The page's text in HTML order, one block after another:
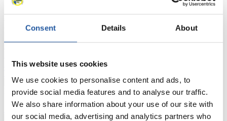
Consent Details About
This website uses cookies
We use cookies to personalise content and ads, to
provide social media features and to analyse our traffic.
We also share information about your use of our site with
our social media, advertising and analytics partners who
FIL LIVE TV
Live StreamingKunstbahnRodelnLive Streaming Alpin
Ergebnis-Live-Ticker Kunstbahn
Naturbahn
Zielgruppen Anzeigen